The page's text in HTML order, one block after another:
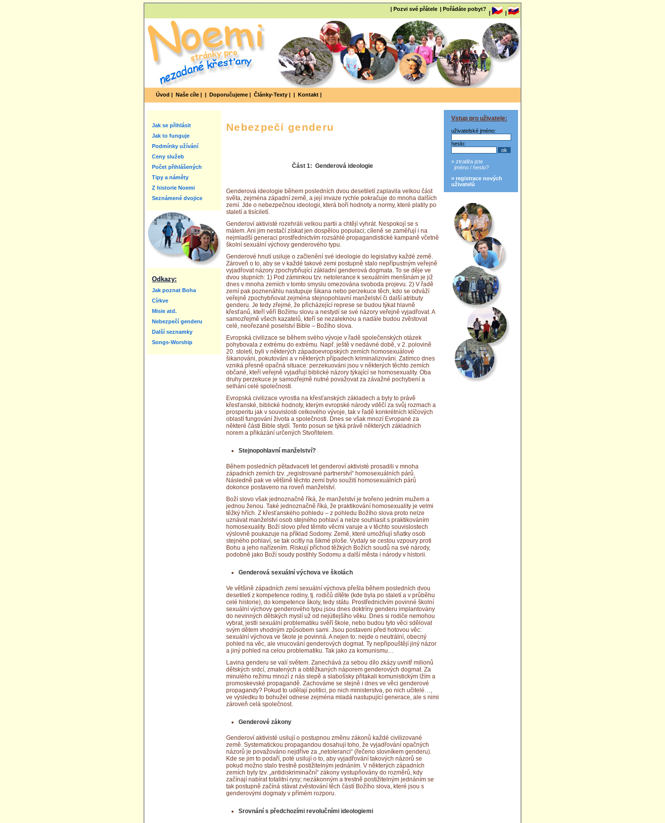
| Pozvi své přátele | Pořádáte pobyt?
| |
Úvod | Naše cíle | | Doporučujeme | Články-Texty | | Kontakt |
Jak se přihlásit
Jak to funguje
Podmínky užívání
Ceny služeb
Počet přihlášených
Tipy a náměty
Z historie Noemi
Seznámené dvojice
Odkazy:
Jak poznat Boha
Církve
Misie atd.
Nebezpečí genderu
Další seznamky
Songs-Worship
Nebezpečí genderu
Část 1: Genderová ideologie
Genderová ideologie během posledních dvou desetiletí zaplavila velkou část
světa, zejména západní země, a její invaze rychle pokračuje do mnoha dalších
zemí. Jde o nebezpečnou ideologii, která boří hodnoty a normy, které platily po
staletí a tisíciletí.
Genderoví aktivisté rozehráli velkou partii a chtějí vyhrát. Nespokojí se s
málem. Ani jim nestačí získat jen dospělou populaci; cíleně se zaměřují i na
nejmladší generaci prostřednictvím rozsáhlé propagandistické kampaně včetně
školní sexuální výchovy genderového typu.
Genderové hnutí usiluje o začlenění své ideologie do legislativy každé země.
Zároveň o to, aby se v každé takové zemi postupně stalo nepřípustným veřejně
vyjadřovat názory zpochybňující základní genderová dogmata. To se děje ve
dvou stupních: 1) Pod záminkou tzv. netolerance k sexuálním menšinám je již
dnes v mnoha zemích v tomto smyslu omezována svoboda projevu. 2) V řadě
zemí pak poznenáhlu nastupuje šikana nebo perzekuce těch, kdo se odváží
veřejně zpochybňovat zejména stejnopohlavní manželství či další atributy
genderu. Je tedy zřejmé, že přicházející represe se budou týkat hlavně
křesťanů, kteří věří Božímu slovu a nestydí se své názory veřejně vyjadřovat. A
samozřejmě všech kazatelů, kteří se nezaleknou a nadále budou zvěstovat
celé, neořezané poselství Bible – Božího slova.
Evropská civilizace se během svého vývoje v řadě společenských otázek
pohybovala z extrému do extrému. Např. ještě v nedávné době, v 2. polovině
20. století, byli v některých západoevropských zemích homosexuálové
šikanováni, pokutováni a v některých případech kriminalizováni. Zatímco dnes
vzniká přesně opačná situace: perzekuováni jsou v některých těchto zemích
občané, kteří veřejně vyjadřují biblické názory týkající se homosexuality. Oba
druhy perzekuce je samozřejmě nutné považovat za závažné pochybení a
selhání celé společnosti.
Evropská civilizace vyrostla na křesťanských základech a byly to právě
křesťanské, biblické hodnoty, kterým evropské národy vděčí za svůj rozmach a
prosperitu jak v souvislosti celkového vývoje, tak v řadě konkrétních klíčových
oblastí fungování života a společnosti. Dnes se však mnozí Evropané za
některé části Bible stydí. Tento posun se týká právě některých základních
norem a přikázání určených Stvořitelem.
Stejnopohlavní manželství?
Během posledních pětadvaceti let genderoví aktivisté prosadili v mnoha
západních zemích tzv. „registrované partnerství“ homosexuálních párů.
Následně pak ve většině těchto zemí bylo soužití homosexuálních párů
dokonce postaveno na roveň manželství.
Boží slovo však jednoznačně říká, že manželství je tvořeno jedním mužem a
jednou ženou. Také jednoznačně říká, že praktikování homosexuality je velmi
těžký hřích. Z křesťanského pohledu – z pohledu Božího slova proto nelze
uznávat manželství osob stejného pohlaví a nelze souhlasit s praktikováním
homosexuality. Boží slovo před těmito věcmi varuje a v těchto souvislostech
výslovně poukazuje na příklad Sodomy. Země, které umožňují sňatky osob
stejného pohlaví, se tak ocitly na šikmé ploše. Vydaly se cestou vzpoury proti
Bohu a jeho nařízením. Riskují příchod těžkých Božích soudů na své národy,
podobně jako Boží soudy postihly Sodomu a další města i národy v historii.
Genderová sexuální výchova ve školách
Ve většině západních zemí sexuální výchova přešla během posledních dvou
desetiletí z kompetence rodiny, tj. rodičů dítěte (kde byla po staletí a v průběhu
celé historie), do kompetence školy, tedy státu. Prostřednictvím povinné školní
sexuální výchovy genderového typu jsou dnes doktríny genderu implantovány
do nevinných dětských myslí už od nejútlejšího věku. Dnes si rodiče nemohou
vybrat, jestli sexuální problematiku svěří škole, nebo budou tyto věci sdělovat
svým dětem vhodným způsobem sami. Jsou postaveni před hotovou věc:
sexuální výchova ve škole je povinná. A nejen to: nejde o neutrální, obecný
pohled na věc, ale vnucování genderových dogmat. Ty nepřipouštějí jiný názor
a jiný pohled na celou problematiku. Tak jako za komunismu…
Lavina genderu se valí světem. Zanechává za sebou dílo zkázy uvnitř milionů
dětských srdcí, zmatených a obtěžkaných náporem genderových dogmat. Za
minulého režimu mnozí z nás slepě a slabošsky přitakali komunistickým lžím a
promoskevské propagandě. Zachováme se stejně i dnes ve věci genderové
propagandy? Pokud to udělají politici, po nich ministerstva, po nich učitelé…,
ve výsledku to bohužel odnese zejména mladá nastupující generace, ale s nimi
zároveň celá společnost.
Genderové zákony
Genderoví aktivisté usilují o postupnou změnu zákonů každé civilizované
země. Systematickou propagandou dosahují toho, že vyjadřování opačných
názorů je považováno nejdříve za „netoleranci“ (řečeno slovníkem genderu).
Kde se jim to podaří, poté usilují o to, aby vyjadřování takových názorů se
pokud možno stalo trestně postižitelným jednáním. V některých západních
zemích byly tzv. „antidiskriminační“ zákony vystupňovány do rozměrů, kdy
začínají nabírat totalitní rysy; nezákonným a trestně postižitelným jednáním se
tak postupně začíná stávat zvěstování těch částí Božího slova, které jsou s
genderovými dogmaty v přímém rozporu.
Srovnání s předchozími revolučními ideologiemi
Vstup pro uživatele:
uživatelské jméno:
heslo:
» ztratil/a jste
jméno / heslo?
» registrace nových
uživatelů